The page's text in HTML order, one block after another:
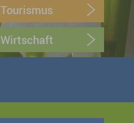
Tourismus
Wirtschaft